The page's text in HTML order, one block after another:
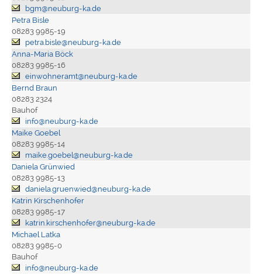
bgm@neuburg-ka.de
Petra Bisle
08283 9985-19
petra.bisle@neuburg-ka.de
Anna-Maria Böck
08283 9985-16
einwohneramt@neuburg-ka.de
Bernd Braun
08283 2324
Bauhof
info@neuburg-ka.de
Maike Goebel
08283 9985-14
maike.goebel@neuburg-ka.de
Daniela Grünwied
08283 9985-13
daniela.gruenwied@neuburg-ka.de
Katrin Kirschenhofer
08283 9985-17
katrin.kirschenhofer@neuburg-ka.de
Michael Latka
08283 9985-0
Bauhof
info@neuburg-ka.de